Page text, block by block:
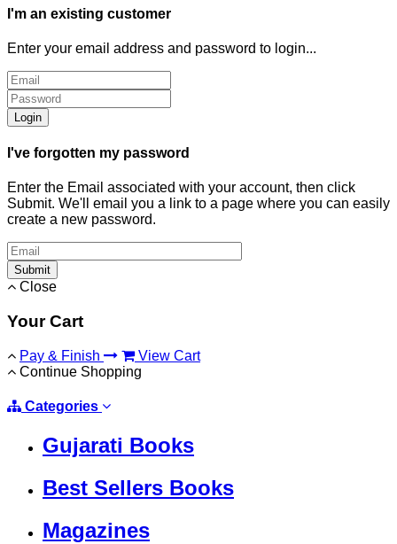
I'm an existing customer
Enter your email address and password to login...
Login
I've forgotten my password
Enter the Email associated with your account, then click
Submit. We'll email you a link to a page where you can easily
create a new password.
Submit
Close
Your Cart
Pay & Finish
View Cart
Continue Shopping
Categories
Gujarati Books
Best Sellers Books
Magazines